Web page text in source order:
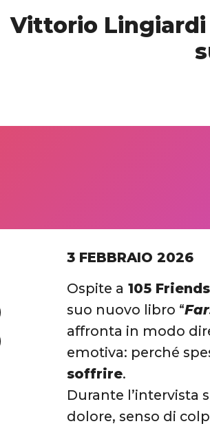
Vittorio Lingiardi
3 FEBBRAIO 2026
Ospite a 105 Friends
suo nuovo libro “
affronta in modo
emotiva: perché
soffrire.
Durante l’intervista
dolore, senso di